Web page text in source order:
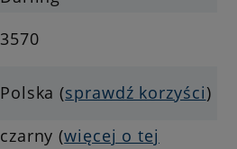
3570
Polska (sprawdź korzyści)
czarny (więcej o tej